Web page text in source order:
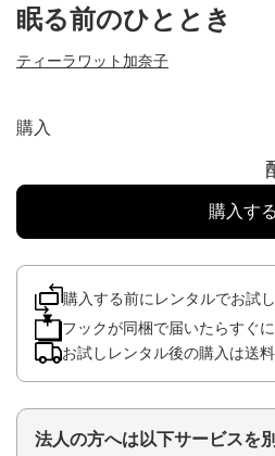
眠る前のひととき
ティーラワット加奈子
購入
購入する
購入する前にレンタルでお試
フックが同梱で届いたらすぐ
お試しレンタル後の購入は送
法人の方へは以下サービスを